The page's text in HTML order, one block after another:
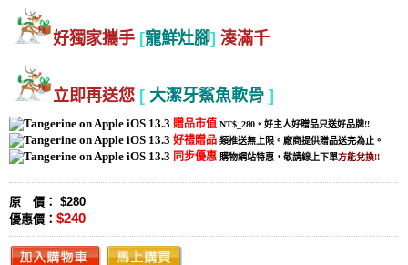
好獨家攜手 [寵鮮灶腳] 湊滿千
立即再送您 [ 大潔牙鯊魚軟骨 ]
贈品市值 NT$_280。好主人好贈品只送好品牌!!
好禮贈品 類推送無上限。廠商提供贈品送完為止。
同步優惠 購物網站特惠，敬請線上下單方能兌換!!
原 價： $280
優惠價： $240